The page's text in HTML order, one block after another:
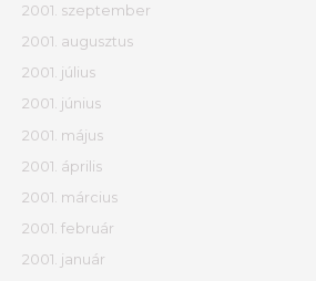
2001. szeptember
2001. augusztus
2001. július
2001. június
2001. május
2001. április
2001. március
2001. február
2001. január